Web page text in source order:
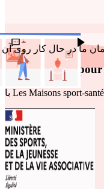
ما در حال کار روی آن
گوش بدهید
Faire du sport pour
با Les Maisons sport-santé